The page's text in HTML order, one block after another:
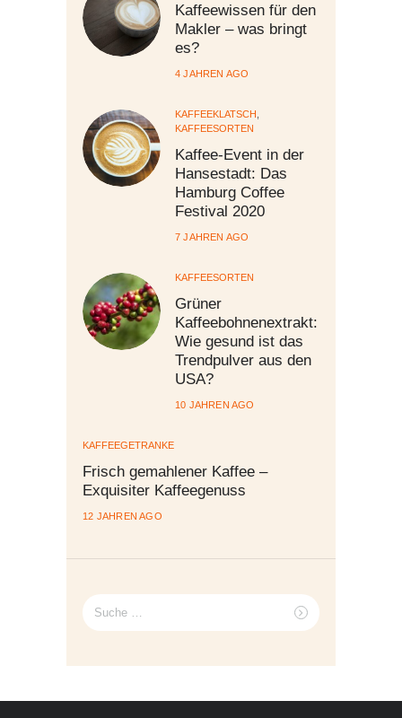
Kaffeewissen für den
Makler – was bringt
es?
4 JAHREN AGO
KAFFEEKLATSCH ,
KAFFEESORTEN
Kaffee-Event in der
Hansestadt: Das
Hamburg Coffee
Festival 2020
7 JAHREN AGO
KAFFEESORTEN
Grüner
Kaffeebohnenextrakt:
Wie gesund ist das
Trendpulver aus den
USA?
10 JAHREN AGO
KAFFEEGETRÄNKE
Frisch gemahlener Kaffee –
Exquisiter Kaffeegenuss
12 JAHREN AGO
Suche
nach: